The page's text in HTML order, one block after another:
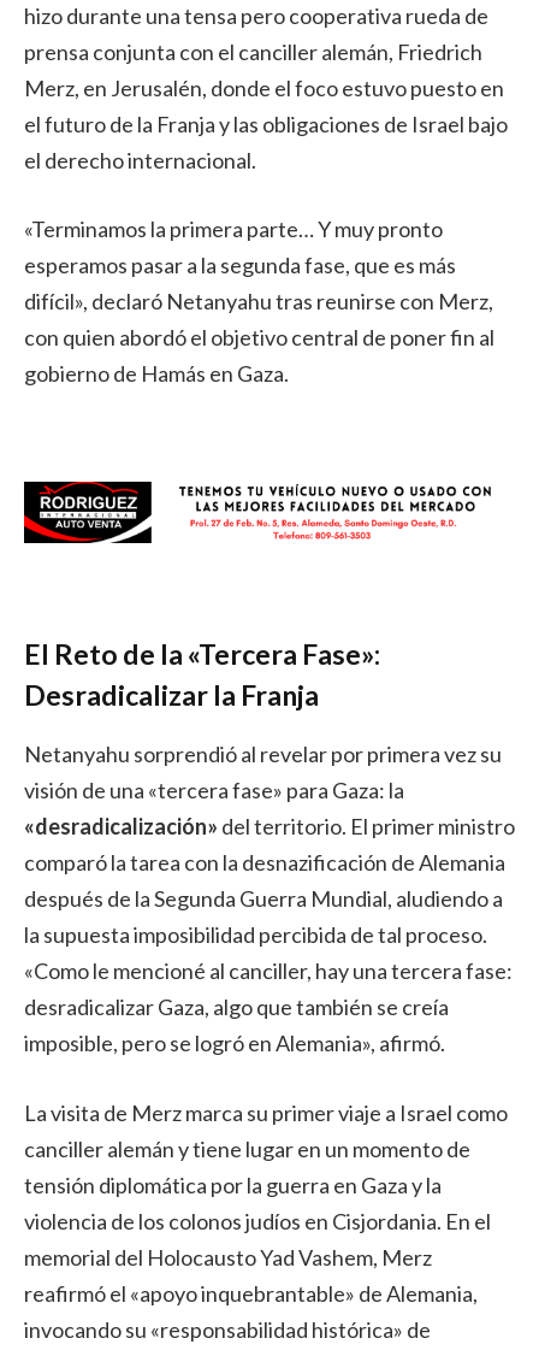
hizo durante una tensa pero cooperativa rueda de
prensa conjunta con el canciller alemán, Friedrich
Merz, en Jerusalén, donde el foco estuvo puesto en
el futuro de la Franja y las obligaciones de Israel bajo
el derecho internacional.
«Terminamos la primera parte… Y muy pronto
esperamos pasar a la segunda fase, que es más
difícil», declaró Netanyahu tras reunirse con Merz,
con quien abordó el objetivo central de poner fin al
gobierno de Hamás en Gaza.
El Reto de la «Tercera Fase»:
Desradicalizar la Franja
Netanyahu sorprendió al revelar por primera vez su
visión de una «tercera fase» para Gaza: la
«desradicalización» del territorio. El primer ministro
comparó la tarea con la desnazificación de Alemania
después de la Segunda Guerra Mundial, aludiendo a
la supuesta imposibilidad percibida de tal proceso.
«Como le mencioné al canciller, hay una tercera fase:
desradicalizar Gaza, algo que también se creía
imposible, pero se logró en Alemania», afirmó.
La visita de Merz marca su primer viaje a Israel como
canciller alemán y tiene lugar en un momento de
tensión diplomática por la guerra en Gaza y la
violencia de los colonos judíos en Cisjordania. En el
memorial del Holocausto Yad Vashem, Merz
reafirmó el «apoyo inquebrantable» de Alemania,
invocando su «responsabilidad histórica» de